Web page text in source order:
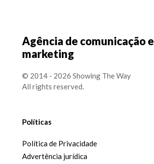
Agência de comunicação e
marketing
© 2014 - 2026 Showing The Way
All rights reserved.
Políticas
Política de Privacidade
Advertência jurídica